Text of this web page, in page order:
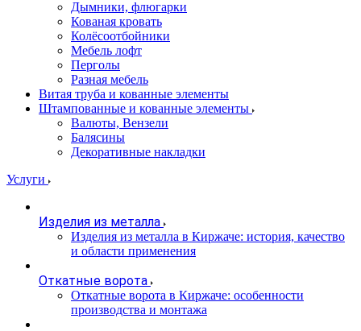
Дымники, флюгарки
Кованая кровать
Колёсоотбойники
Мебель лофт
Перголы
Разная мебель
Витая труба и кованные элементы
Штампованные и кованные элементы
Валюты, Вензели
Балясины
Декоративные накладки
Услуги
Изделия из металла
Изделия из металла в Киржаче: история, качество
и области применения
Откатные ворота
Откатные ворота в Киржаче: особенности
производства и монтажа